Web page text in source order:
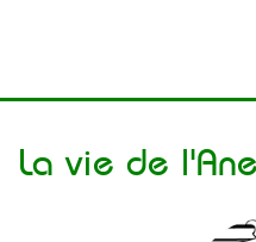
La vie de